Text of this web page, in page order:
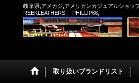
岐阜県,アメカジ,アメリカンカジュアルショッ
REEKLEATHERS, PHILLIP66,
取り扱いブランドリスト